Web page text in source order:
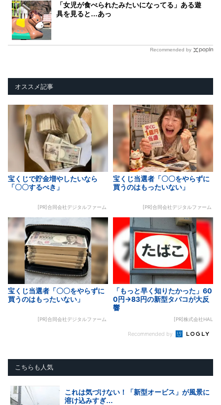
「女児が食べられたみたいになってる」ある遊
具を見ると…あっ
Recommended by
オススメ記事
宝くじで貯金増やしたいなら
「〇〇するべき」
[PR]合同会社デジタルファーム
宝くじ当選者「〇〇をやらずに
買うのはもったいない」
[PR]合同会社デジタルファーム
宝くじ当選者「〇〇をやらずに
買うのはもったいない」
[PR]合同会社デジタルファーム
「もっと早く知りたかった」60
0円→83円の新型タバコが大反
響
[PR]株式会社HAL
Recommended by
こちらも人気
これは気づけない！「新型オービス」が風景に
溶け込みすぎ…